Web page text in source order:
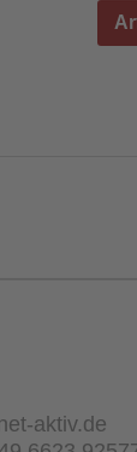
aktiv.de